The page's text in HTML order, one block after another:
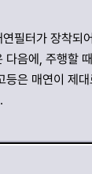
필터가 장착되
다음에, 주행할
등은 매연이 제